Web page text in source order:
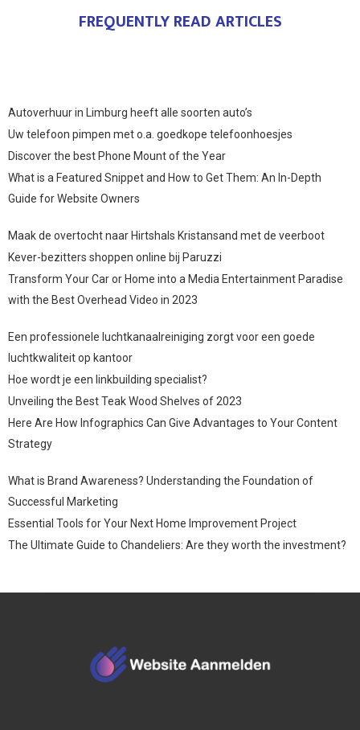
FREQUENTLY READ ARTICLES
Autoverhuur in Limburg heeft alle soorten auto’s
Uw telefoon pimpen met o.a. goedkope telefoonhoesjes
Discover the best Phone Mount of the Year
What is a Featured Snippet and How to Get Them: An In-Depth
Guide for Website Owners
Maak de overtocht naar Hirtshals Kristansand met de veerboot
Kever-bezitters shoppen online bij Paruzzi
Transform Your Car or Home into a Media Entertainment Paradise
with the Best Overhead Video in 2023
Een professionele luchtkanaalreiniging zorgt voor een goede
luchtkwaliteit op kantoor
Hoe wordt je een linkbuilding specialist?
Unveiling the Best Teak Wood Shelves of 2023
Here Are How Infographics Can Give Advantages to Your Content
Strategy
What is Brand Awareness? Understanding the Foundation of
Successful Marketing
Essential Tools for Your Next Home Improvement Project
The Ultimate Guide to Chandeliers: Are they worth the investment?